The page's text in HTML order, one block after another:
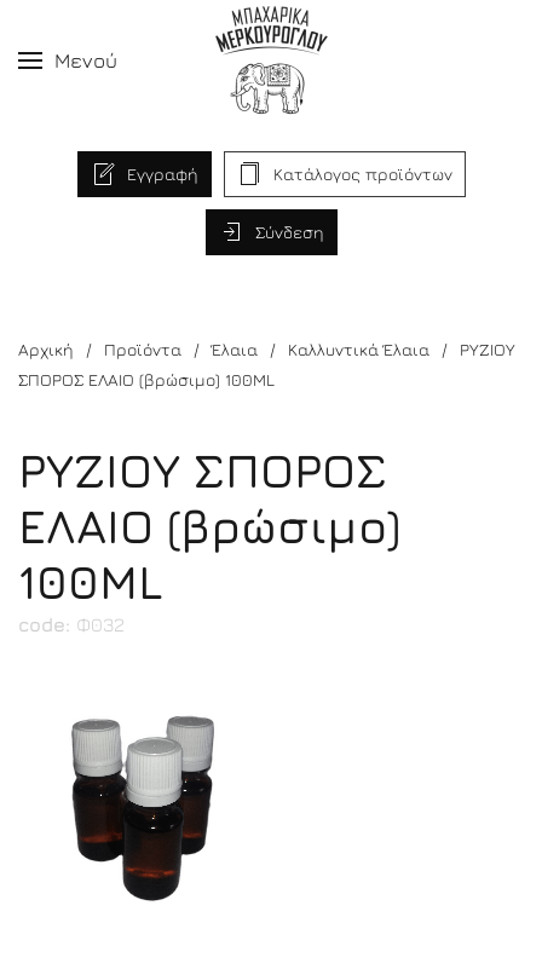
Μενού
Εγγραφή Κατάλογος προϊόντων
Σύνδεση
Αρχική Προϊόντα Έλαια Καλλυντικά Έλαια
ΡΥΖΙΟΥ
ΣΠΟΡΟΣ ΕΛΑΙΟ (βρώσιμο) 100ML
ΡΥΖΙΟΥ ΣΠΟΡΟΣ
ΕΛΑΙΟ (βρώσιμο)
100ML
code: Φ032